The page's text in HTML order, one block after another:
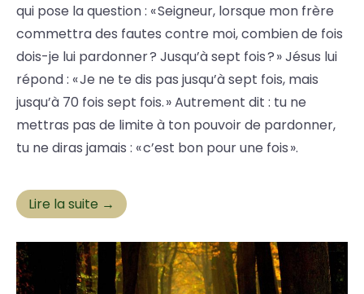
qui pose la question : « Seigneur, lorsque mon frère
commettra des fautes contre moi, combien de fois
dois-je lui pardonner ? Jusqu’à sept fois ? » Jésus lui
répond : « Je ne te dis pas jusqu’à sept fois, mais
jusqu’à 70 fois sept fois. » Autrement dit : tu ne
mettras pas de limite à ton pouvoir de pardonner,
tu ne diras jamais : « c’est bon pour une fois ».
Lire la suite →